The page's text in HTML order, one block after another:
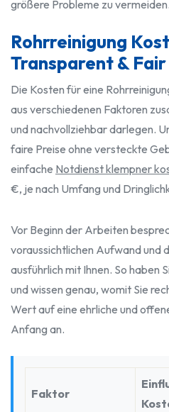
größere Probleme zu vermeiden.
Rohrreinigung
Transparent &
Die Kosten für eine
aus verschiedenen Faktoren
und nachvollziehbar darlegen.
faire Preise ohne versteckte
einfache Notdienst klempner
€, je nach Umfang und
Vor Beginn der Arbeiten
voraussichtlichen Aufwand und
ausführlich mit Ihnen. So haben
und wissen genau, womit Sie
Wert auf eine ehrliche und
Anfang an.
Faktor